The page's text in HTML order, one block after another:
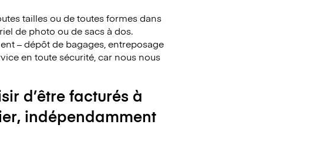
tailles ou de toutes formes dans
de photo ou de sacs à dos.
– dépôt de bagages, entreposage
en toute sécurité, car nous nous
d’être facturés à
indépendamment